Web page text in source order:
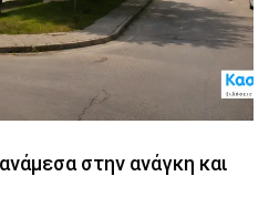
στην ανάγκη και